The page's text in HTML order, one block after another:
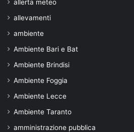
allerta meteo
allevamenti
ambiente
Ambiente Bari e Bat
Ambiente Brindisi
Ambiente Foggia
Ambiente Lecce
Ambiente Taranto
amministrazione pubblica